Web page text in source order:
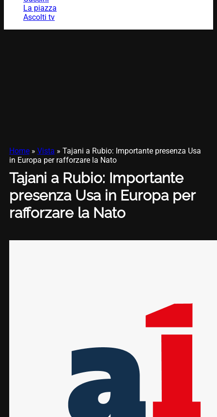
La piazza
Ascolti tv
Home» Vista » Tajani a Rubio: Importante presenza Usa
in Europa per rafforzare la Nato
Tajani a Rubio: Importante
presenza Usa in Europa per
rafforzare la Nato